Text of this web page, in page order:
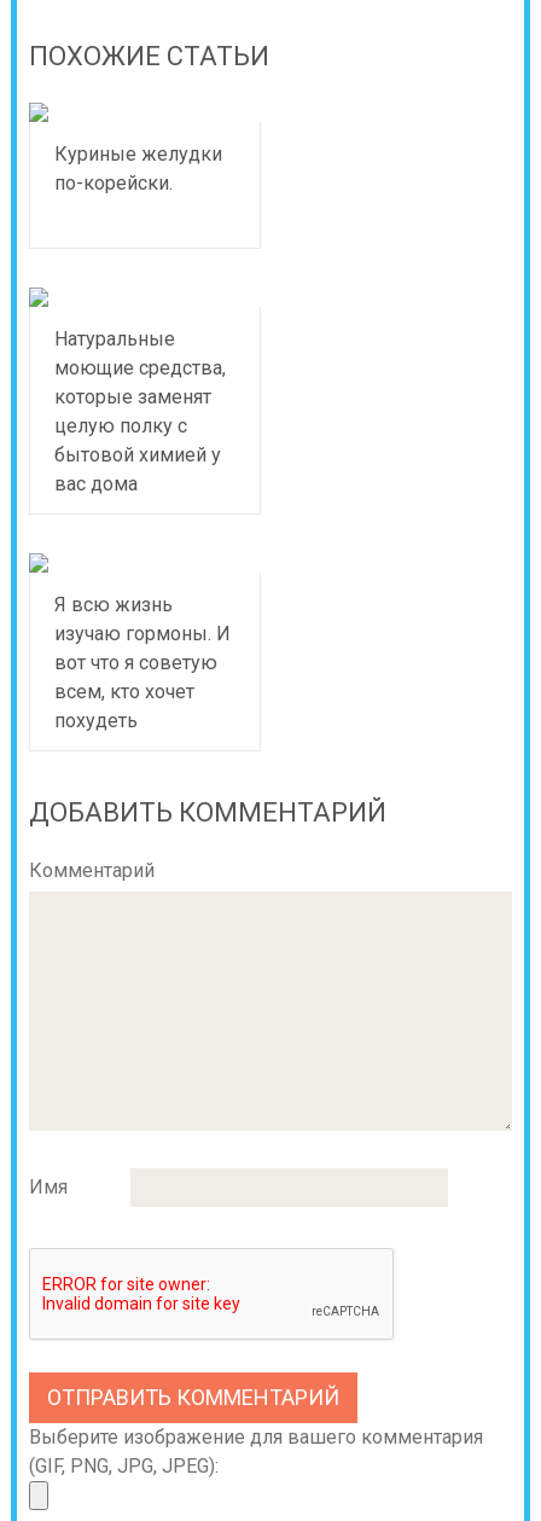
ПОХОЖИЕ СТАТЬИ
Куриные желудки
по-корейски.
Натуральные
моющие средства,
которые заменят
целую полку с
бытовой химией у
вас дома
Я всю жизнь
изучаю гормоны. И
вот что я советую
всем, кто хочет
похудеть
ДОБАВИТЬ КОММЕНТАРИЙ
Комментарий
Имя
Выберите изображение для вашего комментария
(GIF, PNG, JPG, JPEG):